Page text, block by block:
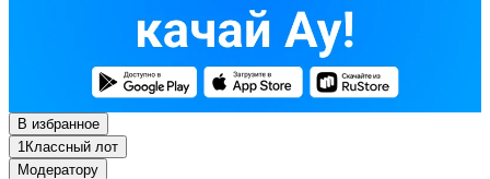
В избранное
1Классный лот
Модератору